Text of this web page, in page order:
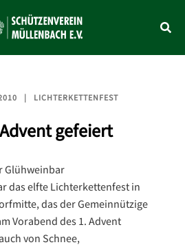
LICHTERKETTENFEST
gefeiert
das elfte Lichterkettenfest in
das der Gemeinnützige
Vorabend des 1. Advent
von Schnee,